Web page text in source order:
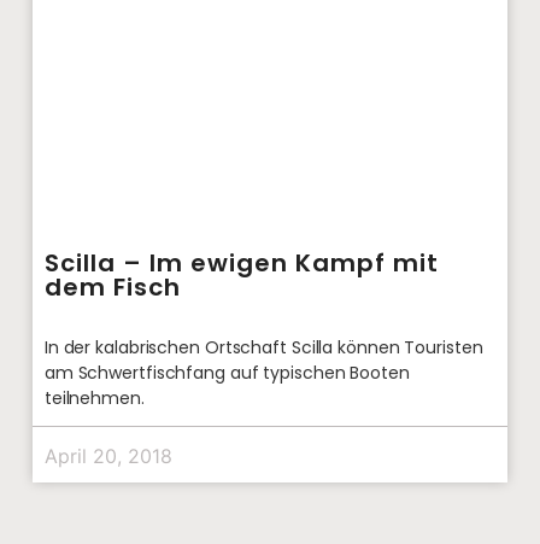
Scilla – Im ewigen Kampf mit
dem Fisch
In der kalabrischen Ortschaft Scilla können Touristen
am Schwertfischfang auf typischen Booten
teilnehmen.
April 20, 2018